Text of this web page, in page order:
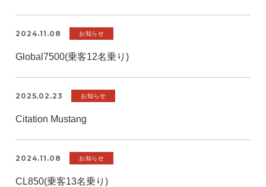
2024.11.08 お知らせ
Global7500(乗客12名乗り)
2025.02.23 お知らせ
Citation Mustang
2024.11.08 お知らせ
CL850(乗客13名乗り)